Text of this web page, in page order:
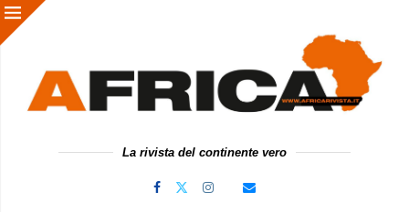
La rivista del continente vero